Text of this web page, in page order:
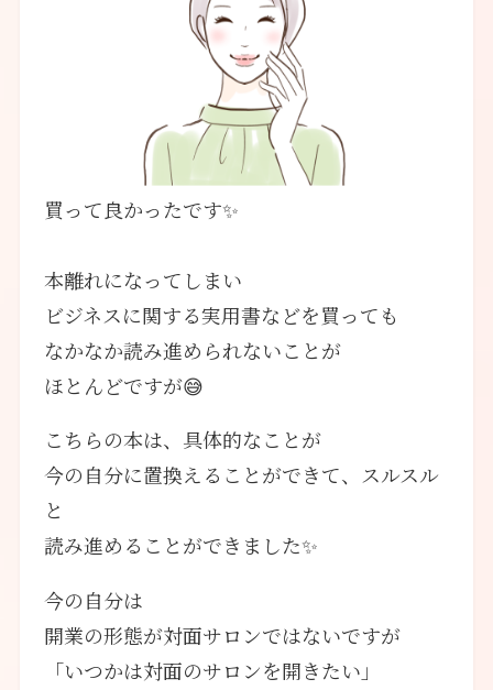
買って良かったです✨
本離れになってしまい
ビジネスに関する実用書などを買っても
なかなか読み進められないことが
ほとんどですが😅
こちらの本は、具体的なことが
今の自分に置換えることができて、スルスル
と
読み進めることができました✨
今の自分は
開業の形態が対面サロンではないですが
「いつかは対面のサロンを開きたい」